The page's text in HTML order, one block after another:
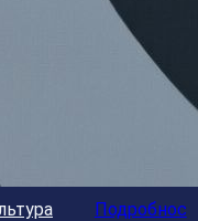
Подробнос